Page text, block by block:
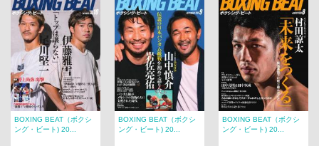
BOXING BEAT（ボクシ
ング・ビート) 20...
BOXING BEAT（ボクシ
ング・ビート) 20...
BOXING BEAT（ボクシ
ング・ビート) 20...